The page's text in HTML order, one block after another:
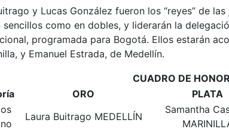
y Lucas González fueron los “reyes” de
como en dobles, y liderarán la
programada para Bogotá. Ellos estarán
y Emanuel Estrada, de Medellín.
CUADRO DE HONOR
ORO PLATA
Laura Buitrago MEDELLÍN
Samantha